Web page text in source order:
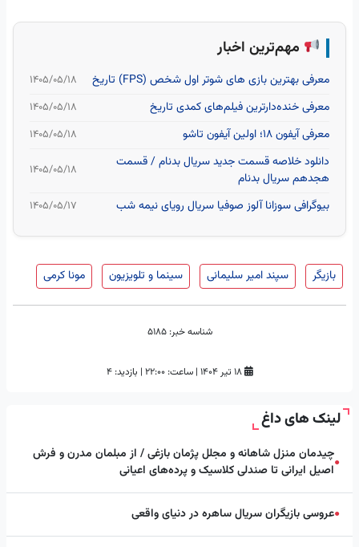
مهم‌ترین اخبار
معرفی بهترین بازی های شوتر اول شخص (FPS) تاریخ ۱۴۰۵/۰۵/۱۸
معرفی خنده‌دارترین فیلم‌های کمدی تاریخ ۱۴۰۵/۰۵/۱۸
معرفی آیفون ۱۸؛ اولین آیفون تاشو ۱۴۰۵/۰۵/۱۸
دانلود خلاصه قسمت جدید سریال بدنام / قسمت
هجدهم سریال بدنام
۱۴۰۵/۰۵/۱۸
بیوگرافی سوزانا آلوز صوفیا سریال رویای نیمه شب ۱۴۰۵/۰۵/۱۷
بازیگر سپند امیر سلیمانی سینما و تلویزیون مونا کرمی
شناسه خبر: 5185
۱۸ تیر ۱۴۰۴ | ساعت: ۲۲:۰۰ | بازدید: 4
لینک های داغ
●چیدمان منزل شاهانه و مجلل پژمان بازغی / از مبلمان مدرن و فرش
اصیل ایرانی تا صندلی کلاسیک و پرده‌های اعیانی
●عروسی بازیگران سریال ساهره در دنیای واقعی